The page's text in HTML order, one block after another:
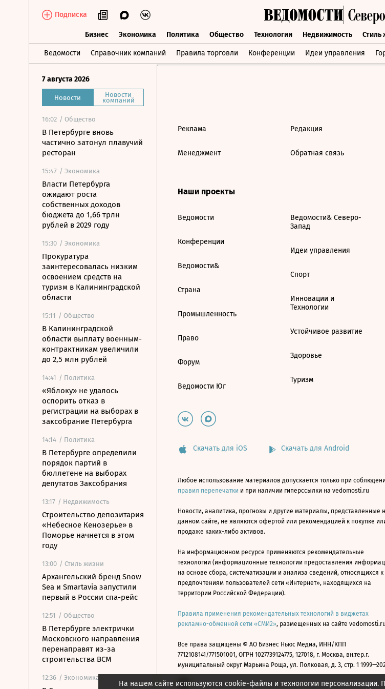
Подписка
Бизнес Экономика Политика Общество Технологии Недвижимость Стиль
Ведомости Справочник компаний Правила торговли Конференции Идеи управления
Бизнес Экономика Политика Общество Технологии Недвижимость
7 августа 2026
Новости Новости
компаний
16:02 / Общество
В Петербурге вновь
частично затонул плавучий
ресторан
15:47 / Экономика
Власти Петербурга
ожидают роста
собственных доходов
бюджета до 1,66 трлн
рублей в 2029 году
15:30 / Экономика
Прокуратура
заинтересовалась низким
освоением средств на
туризм в Калининградской
области
15:11 / Общество
В Калининградской
области выплату военным-
контрактникам увеличили
до 2,5 млн рублей
14:41 / Политика
«Яблоку» не удалось
оспорить отказ в
регистрации на выборах в
заксобрание Петербурга
14:14 / Политика
В Петербурге определили
порядок партий в
бюллетене на выборах
депутатов Заксобрания
13:17 / Недвижимость
Строительство депозитария
«Небесное Кенозерье» в
Поморье начнется в этом
году
13:00 / Стиль жизни
Архангельский бренд Snow
Sea и Smartavia запустили
первый в России спа-рейс
12:51 / Общество
В Петербурге электрички
Московского направления
перенаправят из-за
строительства ВСМ
12:36 / Экономика
На нашем сайте используются cookie-файлы и технологии персонализации.
Реклама
Менеджмент
Редакция
Обратная связь
Наши проекты
Ведомости
Конференции
Ведомости&
Страна
Промышленность
Право
Форум
Ведомости Юг
Ведомости& Северо-
Запад
Идеи управления
Спорт
Инновации и
Технологии
Устойчивое развитие
Здоровье
Туризм
Скачать для iOS Скачать для Android
Любое использование материалов допускается только при
правил перепечатки и при наличии гиперссылки на vedomosti.ru
Новости, аналитика, прогнозы и другие материалы, представленные
данном сайте, не являются офертой или рекомендацией к покупке
продаже каких-либо активов.
На информационном ресурсе применяются рекомендательные
технологии (информационные технологии предоставления
на основе сбора, систематизации и анализа сведений, относящихся к
предпочтениям пользователей сети «Интернет», находящихся на
территории Российской Федерации).
Правила применения рекомендательных технологий в виджетах
рекламно-обменной сети «СМИ2», размещенных на сайте vedomosti.ru
Все права защищены © АО Бизнес Ньюс Медиа, ИНН/КПП
7712108141/771501001, ОГРН 1027739124775, 127018, г. Москва, вн.тер.г.
муниципальный округ Марьина Роща, ул. Полковая, д. 3, стр. 1